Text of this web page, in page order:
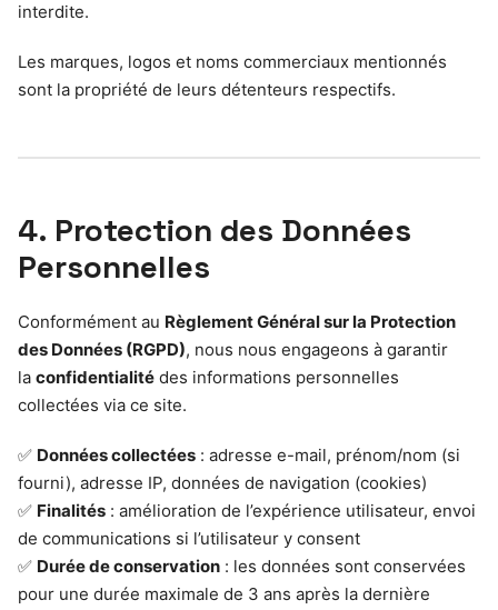
interdite.
Les marques, logos et noms commerciaux mentionnés
sont la propriété de leurs détenteurs respectifs.
4. Protection des Données
Personnelles
Conformément au Règlement Général sur la Protection
des Données (RGPD), nous nous engageons à garantir
la confidentialité des informations personnelles
collectées via ce site.
✅ Données collectées : adresse e-mail, prénom/nom (si
fourni), adresse IP, données de navigation (cookies)
✅ Finalités : amélioration de l’expérience utilisateur, envoi
de communications si l’utilisateur y consent
✅ Durée de conservation : les données sont conservées
pour une durée maximale de 3 ans après la dernière